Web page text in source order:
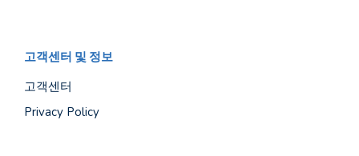
고객센터 및 정보
고객센터
Privacy Policy